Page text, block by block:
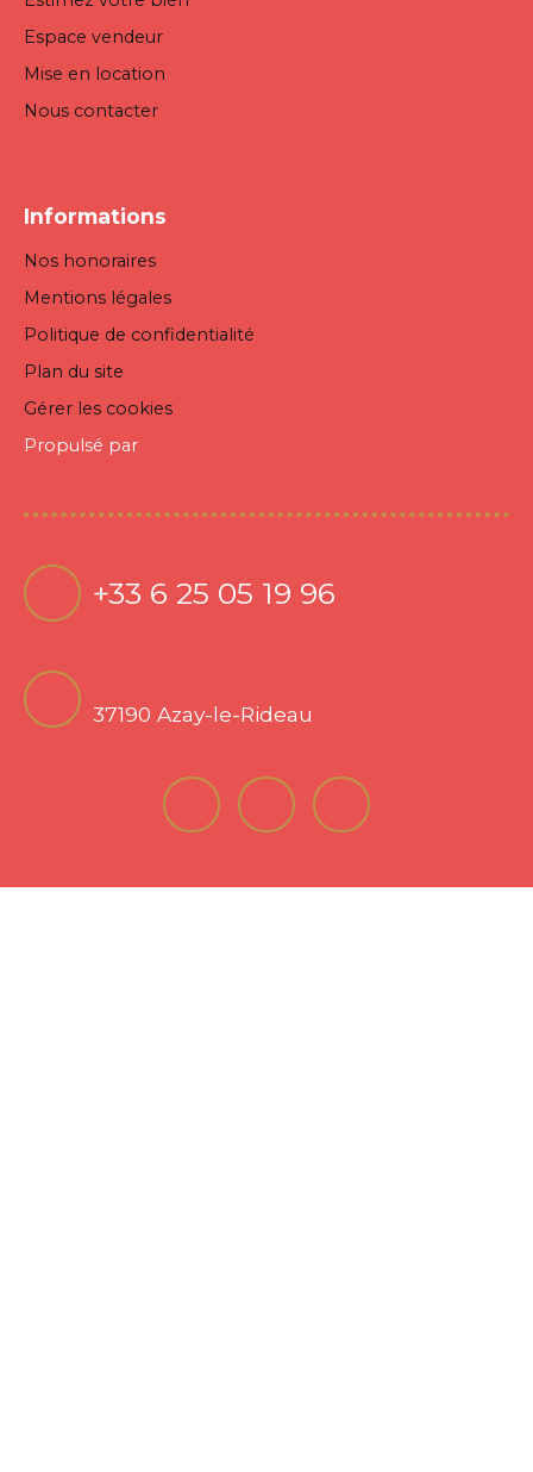
Espace vendeur
Mise en location
Nous contacter
Informations
Nos honoraires
Mentions légales
Politique de confidentialité
Plan du site
Gérer les cookies
Propulsé par
+33 6 25 05 19 96
37190 Azay-le-Rideau